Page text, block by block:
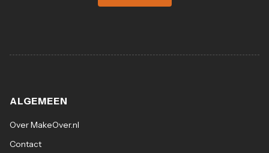
ALGEMEEN
Over MakeOver.nl
Contact